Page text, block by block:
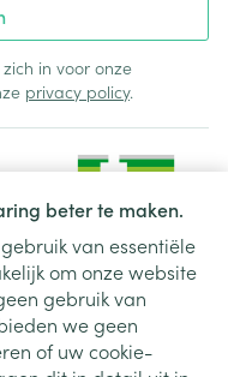
beter te maken.
van essentiële
om onze website
gebruik van
we geen
of uw cookie-
in voor onze
privacy policy.